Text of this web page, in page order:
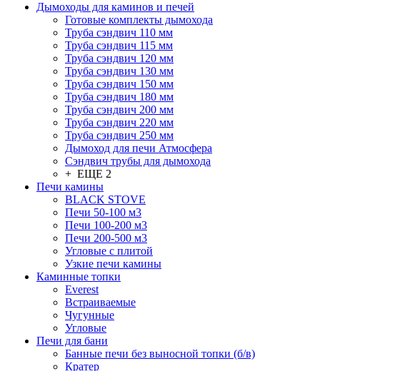
Дымоходы для каминов и печей
Готовые комплекты дымохода
Труба сэндвич 110 мм
Труба сэндвич 115 мм
Труба сэндвич 120 мм
Труба сэндвич 130 мм
Труба сэндвич 150 мм
Труба сэндвич 180 мм
Труба сэндвич 200 мм
Труба сэндвич 220 мм
Труба сэндвич 250 мм
Дымоход для печи Атмосфера
Сэндвич трубы для дымохода
+ ЕЩЕ 2
Печи камины
BLACK STOVE
Печи 50-100 м3
Печи 100-200 м3
Печи 200-500 м3
Угловые с плитой
Узкие печи камины
Каминные топки
Everest
Встраиваемые
Чугунные
Угловые
Печи для бани
Банные печи без выносной топки (б/в)
Кратер